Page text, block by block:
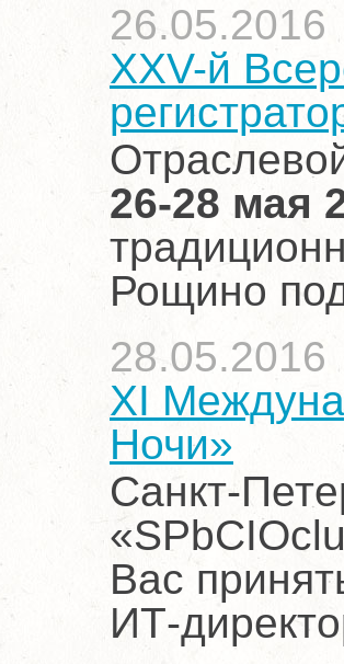
26.05.2016
XXV-й
26-28 мая
Рощино
28.05.2016
XI
Ночи»
Санкт-
Вас
ИТ-